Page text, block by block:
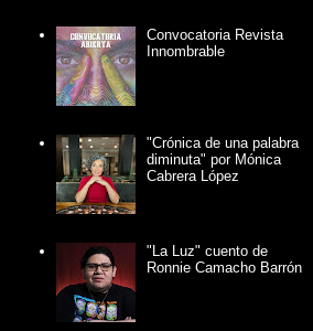
Convocatoria Revista
Innombrable
"Crónica de una palabra
diminuta" por Mónica
Cabrera López
"La Luz" cuento de
Ronnie Camacho Barrón